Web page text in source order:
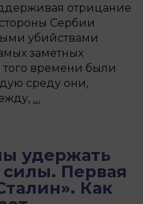
отрицание
Сербии
убийствами
заметных
времени были
среду они,
…
Как
сербские
активисты
удержать
Первая
Как